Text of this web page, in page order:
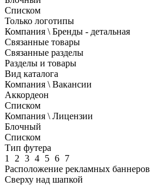
Списком
Только логотипы
Компания \ Бренды - детальная
Связанные товары
Связанные разделы
Разделы и товары
Вид каталога
Компания \ Вакансии
Аккордеон
Списком
Компания \ Лицензии
Блочный
Списком
Тип футера
1
2 3 4 5 6 7
Расположение рекламных баннеров
Сверху над шапкой